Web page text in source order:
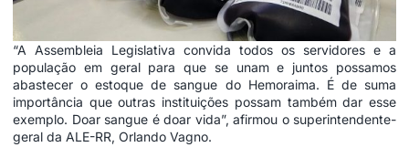
“A Assembleia Legislativa convida todos os servidores e a
população em geral para que se unam e juntos possamos
abastecer o estoque de sangue do Hemoraima. É de suma
importância que outras instituições possam também dar esse
exemplo. Doar sangue é doar vida”, afirmou o superintendente-
geral da ALE-RR, Orlando Vagno.